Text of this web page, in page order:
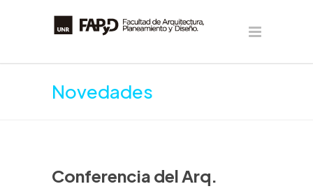
Novedades
Conferencia del Arq.